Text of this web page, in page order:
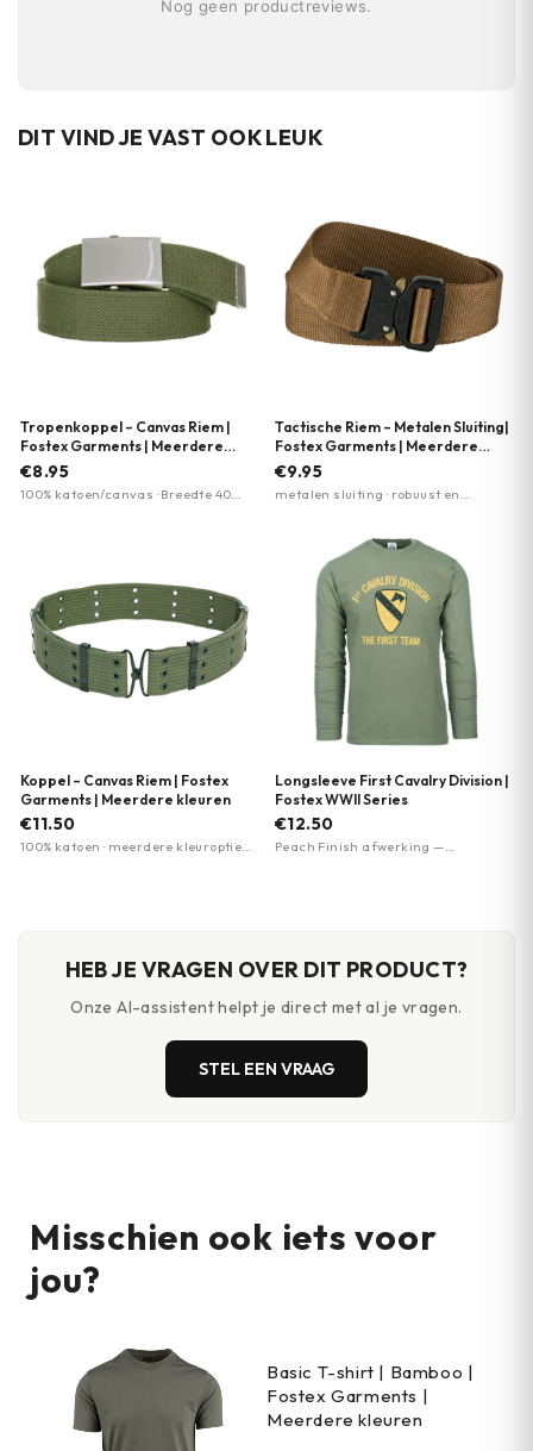
Nog geen productreviews.
DIT VIND JE VAST OOK LEUK
Tropenkoppel – Canvas Riem |
Fostex Garments | Meerdere
kleuren
€8.95
100% katoen/canvas · Breedte 40
Tactische Riem – Metalen Sluiting|
Fostex Garments | Meerdere
kleuren
€9.95
metalen sluiting · robuust en
Koppel – Canvas Riem | Fostex
Garments | Meerdere kleuren
€11.50
100% katoen · meerdere kleuropties
Longsleeve First Cavalry Division |
Fostex WWII Series
€12.50
Peach Finish afwerking —
HEB JE VRAGEN OVER DIT PRODUCT?
Onze AI-assistent helpt je direct met al je vragen.
STEL EEN VRAAG
Misschien ook iets voor
jou?
Basic T-shirt | Bamboo |
Fostex Garments |
Meerdere kleuren